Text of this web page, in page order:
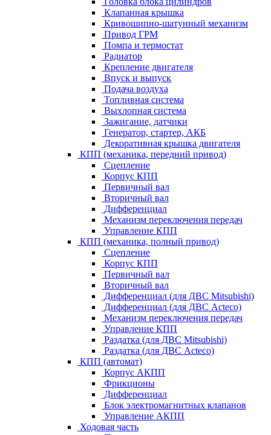
Клапанная крышка
Кривошипно-шатунный механизм
Привод ГРМ
Помпа и термостат
Радиатор
Крепление двигателя
Впуск и выпуск
Подача воздуха
Топливная система
Выхлопная система
Зажигание, датчики
Генератор, стартер, АКБ
Декоративная крышка двигателя
КПП (механика, передний привод)
Сцепление
Корпус КПП
Первичный вал
Вторичный вал
Дифференциал
Механизм переключения передач
Управление КПП
КПП (механика, полный привод)
Сцепление
Корпус КПП
Первичный вал
Вторичный вал
Дифференциал (для ДВС Mitsubishi)
Дифференциал (для ДВС Acteco)
Механизм переключения передач
Управление КПП
Раздатка (для ДВС Mitsubishi)
Раздатка (для ДВС Acteco)
КПП (автомат)
Корпус АКПП
Фрикционы
Дифференциал
Блок электромагнитных клапанов
Управление АКПП
Ходовая часть